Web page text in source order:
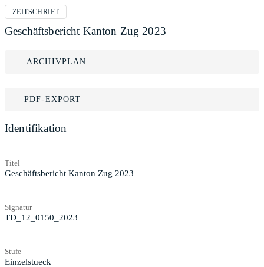
ZEITSCHRIFT
Geschäftsbericht Kanton Zug 2023
ARCHIVPLAN
PDF-EXPORT
Identifikation
Titel
Geschäftsbericht Kanton Zug 2023
Signatur
TD_12_0150_2023
Stufe
Einzelstueck